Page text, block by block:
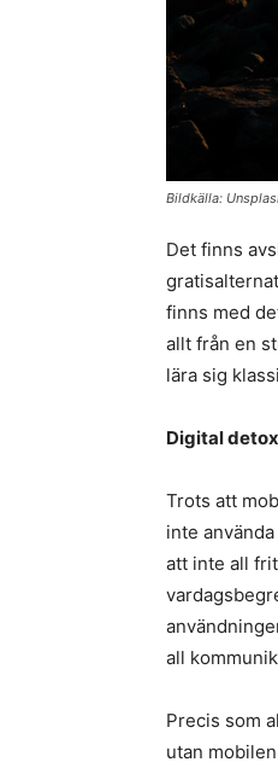
Bildkälla:
Det finns
finns med
allt från en
lära sig
Digital detox
Trots att
inte
att inte all
all
Precis som
utan